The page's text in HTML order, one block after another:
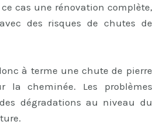
cas une rénovation complète,
des risques de chutes de
à terme une chute de pierre
la cheminée. Les problèmes
dégradations au niveau du